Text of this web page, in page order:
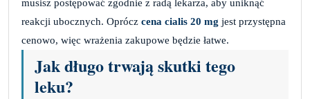
musisz postępować zgodnie z radą lekarza, aby uniknąć
reakcji ubocznych. Oprócz cena cialis 20 mg jest przystępna
cenowo, więc wrażenia zakupowe będzie łatwe.
Jak długo trwają skutki tego
leku?